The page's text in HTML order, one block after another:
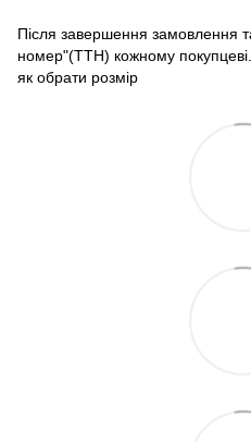
Після завершення замовлення
номер"(ТТН) кожному покупцеві.
як обрати розмір